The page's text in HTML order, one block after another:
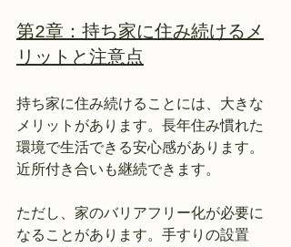
第2章：持ち家に住み続けるメ
リットと注意点
持ち家に住み続けることには、大きな
メリットがあります。長年住み慣れた
環境で生活できる安心感があります。
近所付き合いも継続できます。
ただし、家のバリアフリー化が必要に
なることがあります。手すりの設置